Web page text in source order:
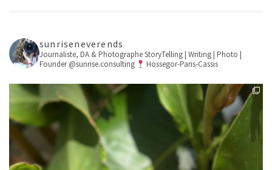
sunriseneverends
Journaliste, DA & PhotographeStoryTelling | Writing | Photo |
Founder @sunrise.consulting
Hossegor-Paris-Cassis